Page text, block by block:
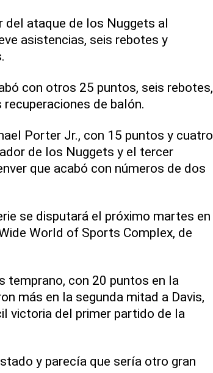
del ataque de los Nuggets al
asistencias, seis rebotes y
con otros 25 puntos, seis rebotes,
de balón.
Porter Jr., con 15 puntos y cuatro
de los Nuggets y el tercer
que acabó con números de dos
se disputará el próximo martes en
World of Sports Complex, de
temprano, con 20 puntos en la
más en la segunda mitad a Davis,
victoria del primer partido de la
y parecía que sería otro gran